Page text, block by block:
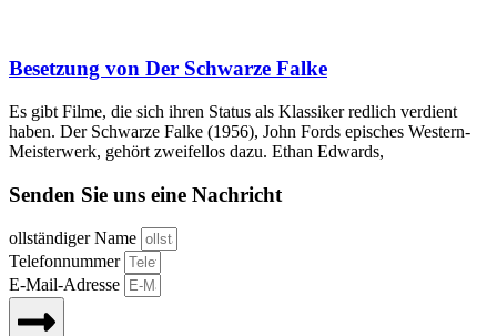
Besetzung von Der Schwarze Falke
Es gibt Filme, die sich ihren Status als Klassiker redlich verdient
haben. Der Schwarze Falke (1956), John Fords episches Western-
Meisterwerk, gehört zweifellos dazu. Ethan Edwards,
Senden Sie uns eine Nachricht
ollständiger Name
Telefonnummer
E-Mail-Adresse